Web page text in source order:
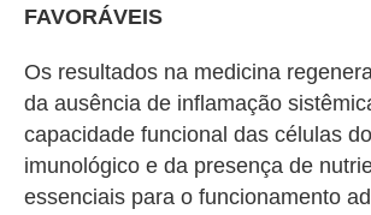
FAVORÁVEIS
Os resultados na medicina
da ausência de inflamação
capacidade funcional das células
imunológico e da presença de
essenciais para o funcionamento